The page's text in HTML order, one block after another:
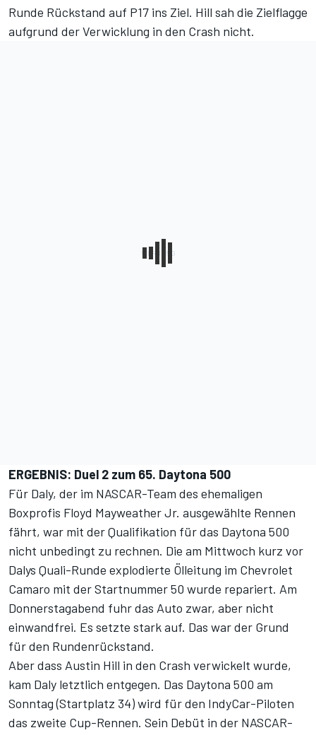
Runde Rückstand auf P17 ins Ziel. Hill sah die Zielflagge
aufgrund der Verwicklung in den Crash nicht.
ERGEBNIS: Duel 2 zum 65. Daytona 500
Für Daly, der im NASCAR-Team des ehemaligen
Boxprofis Floyd Mayweather Jr. ausgewählte Rennen
fährt, war mit der Qualifikation für das Daytona 500
nicht unbedingt zu rechnen. Die am Mittwoch kurz vor
Dalys Quali-Runde explodierte Ölleitung im Chevrolet
Camaro mit der Startnummer 50 wurde repariert. Am
Donnerstagabend fuhr das Auto zwar, aber nicht
einwandfrei. Es setzte stark auf. Das war der Grund
für den Rundenrückstand.
Aber dass Austin Hill in den Crash verwickelt wurde,
kam Daly letztlich entgegen. Das Daytona 500 am
Sonntag (Startplatz 34) wird für den IndyCar-Piloten
das zweite Cup-Rennen. Sein Debüt in der NASCAR-